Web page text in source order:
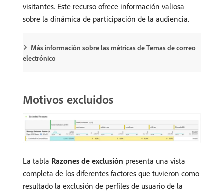
visitantes. Este recurso ofrece información valiosa
sobre la dinámica de participación de la audiencia.
Más información sobre las métricas de Temas de correo
electrónico
Motivos excluidos
La tabla Razones de exclusión presenta una vista
completa de los diferentes factores que tuvieron como
resultado la exclusión de perfiles de usuario de la